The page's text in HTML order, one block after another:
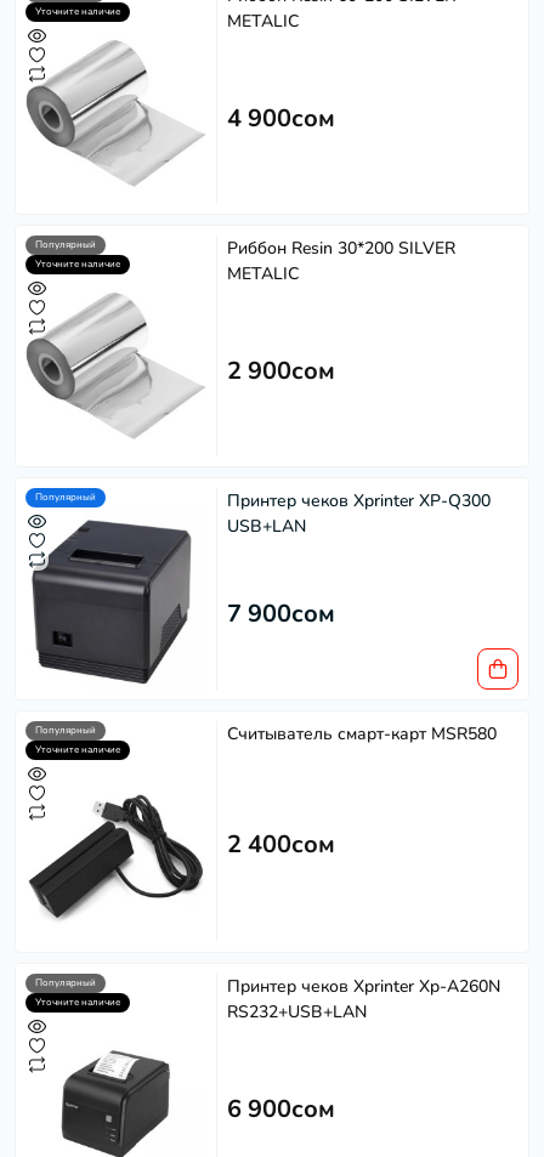
Уточните наличие
METALIC
4 900сом
Популярный
Уточните наличие
Риббон Resin 30*200 SILVER
METALIC
2 900сом
Популярный
Принтер чеков Xprinter XP-Q300
USB+LAN
7 900сом
Популярный
Уточните наличие
Считыватель смарт-карт MSR580
2 400сом
Популярный
Уточните наличие
Принтер чеков Xprinter Xp-A260N
RS232+USB+LAN
6 900сом